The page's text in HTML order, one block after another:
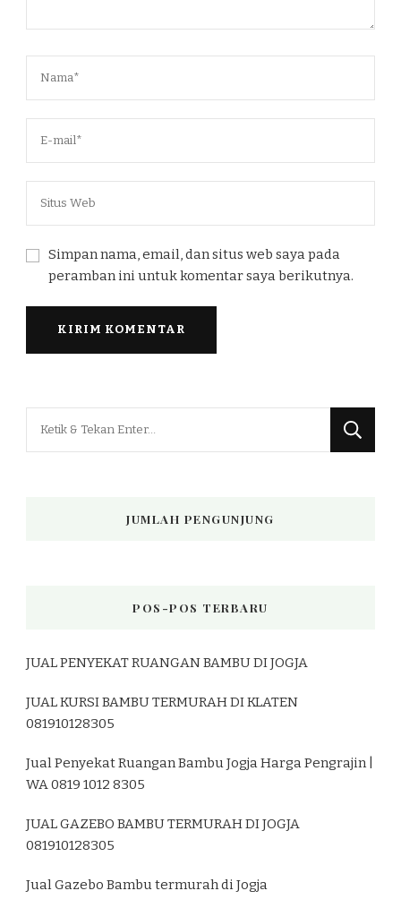
Simpan nama, email, dan situs web saya pada
peramban ini untuk komentar saya berikutnya.
JUMLAH PENGUNJUNG
POS-POS TERBARU
JUAL PENYEKAT RUANGAN BAMBU DI JOGJA
JUAL KURSI BAMBU TERMURAH DI KLATEN
081910128305
Jual Penyekat Ruangan Bambu Jogja Harga Pengrajin |
WA 0819 1012 8305
JUAL GAZEBO BAMBU TERMURAH DI JOGJA
081910128305
Jual Gazebo Bambu termurah di Jogja